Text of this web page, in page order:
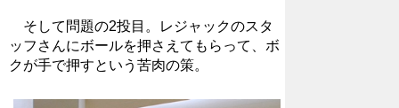
そして問題の2投目。レジャックのスタ
ッフさんにボールを押さえてもらって、ボ
クが手で押すという苦肉の策。